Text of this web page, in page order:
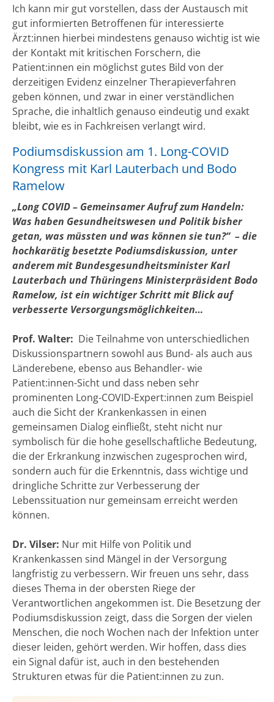
Ich kann mir gut vorstellen, dass der Austausch mit
gut informierten Betroffenen für interessierte
Ärzt:innen hierbei mindestens genauso wichtig ist wie
der Kontakt mit kritischen Forschern, die
Patient:innen ein möglichst gutes Bild von der
derzeitigen Evidenz einzelner Therapieverfahren
geben können, und zwar in einer verständlichen
Sprache, die inhaltlich genauso eindeutig und exakt
bleibt, wie es in Fachkreisen verlangt wird.
Podiumsdiskussion am 1. Long-COVID
Kongress mit Karl Lauterbach und Bodo
Ramelow
„Long COVID – Gemeinsamer Aufruf zum Handeln:
Was haben Gesundheitswesen und Politik bisher
getan, was müssten und was können sie tun?“ – die
hochkarätig besetzte Podiumsdiskussion, unter
anderem mit Bundesgesundheitsminister Karl
Lauterbach und Thüringens Ministerpräsident Bodo
Ramelow, ist ein wichtiger Schritt mit Blick auf
verbesserte Versorgungsmöglichkeiten…
Prof. Walter: Die Teilnahme von unterschiedlichen
Diskussionspartnern sowohl aus Bund- als auch aus
Länderebene, ebenso aus Behandler- wie
Patient:innen-Sicht und dass neben sehr
prominenten Long-COVID-Expert:innen zum Beispiel
auch die Sicht der Krankenkassen in einen
gemeinsamen Dialog einfließt, steht nicht nur
symbolisch für die hohe gesellschaftliche Bedeutung,
die der Erkrankung inzwischen zugesprochen wird,
sondern auch für die Erkenntnis, dass wichtige und
dringliche Schritte zur Verbesserung der
Lebenssituation nur gemeinsam erreicht werden
können.
Dr. Vilser: Nur mit Hilfe von Politik und
Krankenkassen sind Mängel in der Versorgung
langfristig zu verbessern. Wir freuen uns sehr, dass
dieses Thema in der obersten Riege der
Verantwortlichen angekommen ist. Die Besetzung der
Podiumsdiskussion zeigt, dass die Sorgen der vielen
Menschen, die noch Wochen nach der Infektion unter
dieser leiden, gehört werden. Wir hoffen, dass dies
ein Signal dafür ist, auch in den bestehenden
Strukturen etwas für die Patient:innen zu zun.